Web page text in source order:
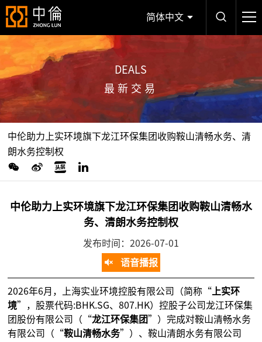
简体中文
DEALS
最新交易
中伦助力上实环境旗下龙江环保集团收购鞍山清畅水务、清
朗水务控制权
中伦助力上实环境旗下龙江环保集团收购鞍山清畅水
务、清朗水务控制权
发布时间：2026-07-01
语音播报
2026年6月，上海实业环境控股有限公司（简称“ 上实环
境”，股票代码:BHK.SG、807.HK）控股子公司龙江环保集
团股份有限公司（“龙江环保集团”）完成对鞍山清畅水务
有限公司（“鞍山清畅水务”）、鞍山清朗水务有限公司